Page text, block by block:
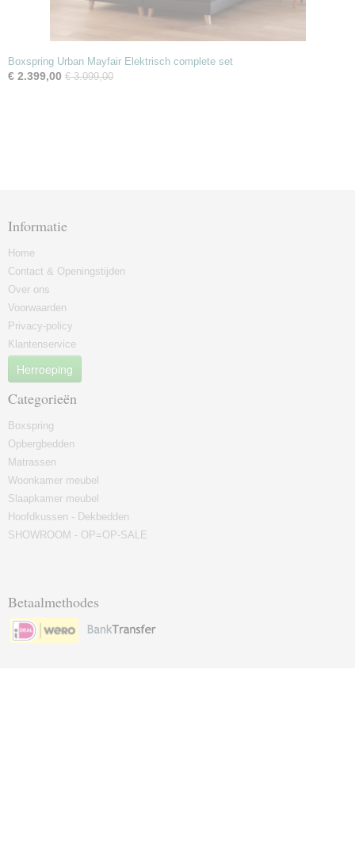
Boxspring Urban Mayfair Elektrisch complete set
€ 2.399,00 € 3.099,00
Informatie
Home
Contact & Openingstijden
Over ons
Voorwaarden
Privacy-policy
Klantenservice
Herroeping
Categorieën
Boxspring
Opbergbedden
Matrassen
Woonkamer meubel
Slaapkamer meubel
Hoofdkussen - Dekbedden
SHOWROOM - OP=OP-SALE
Betaalmethodes